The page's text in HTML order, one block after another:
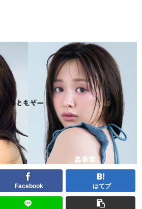
Facebook はてブ